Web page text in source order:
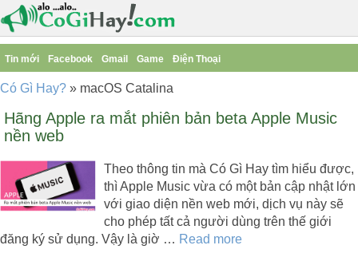
Tin mới Facebook Gmail Game Điện Thoại
Có Gì Hay? » macOS Catalina
Hãng Apple ra mắt phiên bản beta Apple Music
nền web
Theo thông tin mà Có Gì Hay tìm hiểu được,
thì Apple Music vừa có một bản cập nhật lớn
với giao diện nền web mới, dịch vụ này sẽ
cho phép tất cả người dùng trên thế giới
đăng ký sử dụng. Vậy là giờ … Read more